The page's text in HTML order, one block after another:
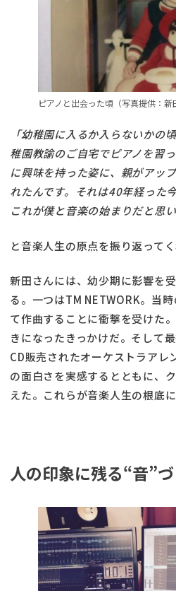
ピアノと出会った頃（写真提供：新
「幼稚園に入るか入らないかの
稚園教諭のご自宅でピアノを習
に興味を持った姿に、親がアッ
れたんです。それは40年経った
これが僕と音楽の始まりだと思い
と音楽人生の原点を振り返ってく
新田さんには、幼少期に影響を
る。一つはTM NETWORK。当
て作曲することに衝撃を受けた
きになったきっかけだ。そして
CD販売されたオーケストラアレ
の面白さを実感するとともに、
えた。これらが音楽人生の根底に
人の印象に残る“音”